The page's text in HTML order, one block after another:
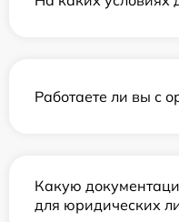
Работаете ли вы с
Какую
для юридических